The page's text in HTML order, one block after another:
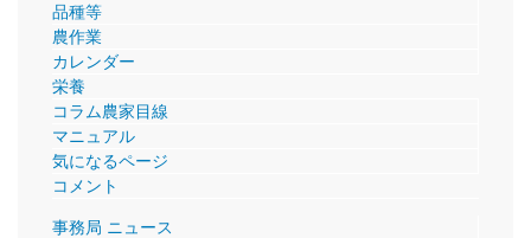
品種等
農作業
カレンダー
栄養
コラム農家目線
マニュアル
気になるページ
コメント
事務局 ニュース